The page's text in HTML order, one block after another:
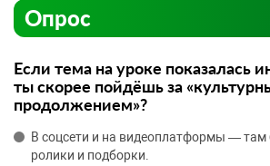
Опрос
Если тема на уроке показалась
ты скорее пойдёшь за
продолжением»?
В соцсети и на видеоплатформы —
ролики и подборки.